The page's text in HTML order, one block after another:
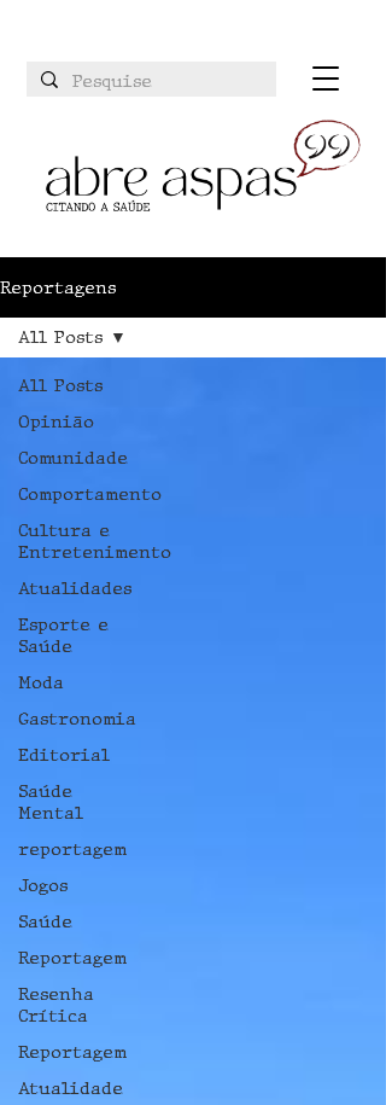
Reportagens
All Posts
Opinião
Comunidade
Comportamento
Cultura e
Entretenimento
Atualidades
Esporte e
Saúde
Moda
Gastronomia
Editorial
Saúde
Mental
reportagem
Jogos
Saúde
Reportagem
Resenha
Crítica
Reportagem
Atualidade
All Posts